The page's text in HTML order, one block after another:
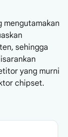
mengutamakan
sehingga
yang murni
chipset.